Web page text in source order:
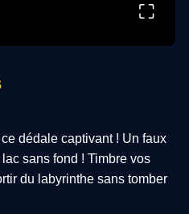
⛶
dédale captivant ! Un faux
sans fond ! Timbre vos
du labyrinthe sans tomber